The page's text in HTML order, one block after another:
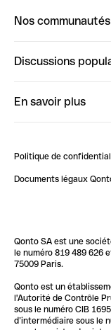
Nos communautés
ClubQonto
Discussions
Impact de l'IA sur
En savoir plus
Blog
Newsroom
Glossaire finance
Politique de
Documents légaux
Qonto SA est une
le numéro 819 489 626
75009 Paris.
Qonto est un
l'Autorité de Contrôle
sous le numéro CIB
d’intermédiaire sous le